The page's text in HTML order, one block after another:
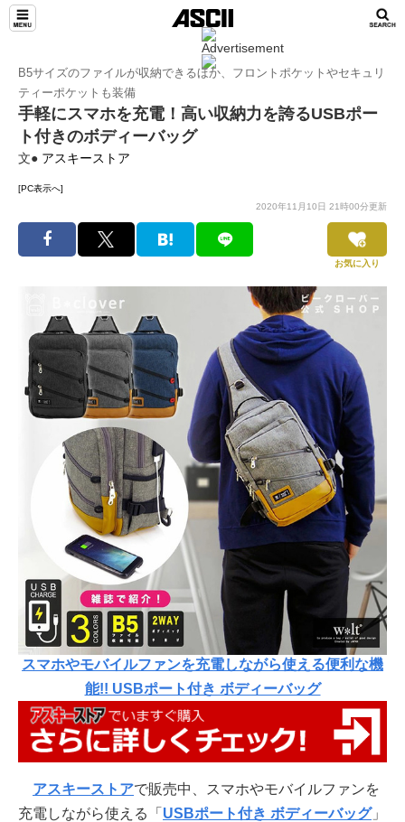
B5サイズのファイルが収納できるほか、フロントポケットやセキュリ
ティーポケットも装備
手軽にスマホを充電！高い収納力を誇るUSBポー
ト付きのボディーバッグ
文● アスキーストア
[PC表示へ]
2020年11月10日 21時00分更新
お気に入り
スマホやモバイルファンを充電しながら使える便利な機
能!! USBポート付き ボディーバッグ
アスキーストアで販売中、スマホやモバイルファンを
充電しながら使える「 USBポート付き ボディーバッグ」